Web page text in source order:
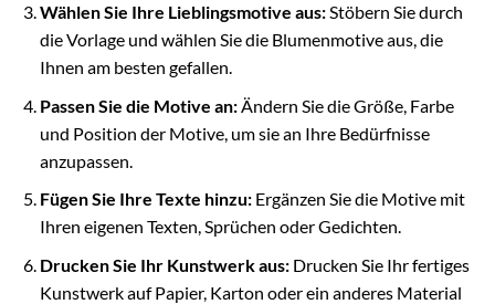
Wählen Sie Ihre Lieblingsmotive aus:Stöbern Sie durch
die Vorlage und wählen Sie die Blumenmotive aus, die
Ihnen am besten gefallen.
Passen Sie die Motive an:Ändern Sie die Größe, Farbe
und Position der Motive, um sie an Ihre Bedürfnisse
anzupassen.
Fügen Sie Ihre Texte hinzu:Ergänzen Sie die Motive mit
Ihren eigenen Texten, Sprüchen oder Gedichten.
Drucken Sie Ihr Kunstwerk aus:Drucken Sie Ihr fertiges
Kunstwerk auf Papier, Karton oder ein anderes Material